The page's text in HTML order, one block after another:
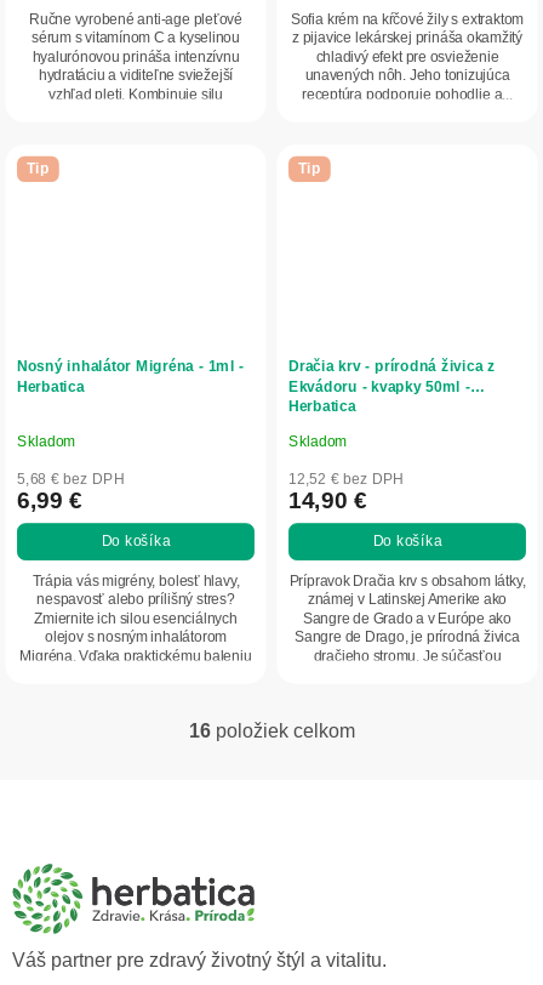
hviezdičiek.
Ručne vyrobené anti-age pleťové
sérum s vitamínom C a kyselinou
hyalurónovou prináša intenzívnu
hydratáciu a viditeľne sviežejší
vzhľad pleti. Kombinuje silu
z
5
hviezdičiek.
Sofia krém na kŕčové žily s extraktom
z pijavice lekárskej prináša okamžitý
chladivý efekt pre osvieženie
unavených nôh. Jeho tonizujúca
receptúra podporuje pohodlie a...
Tip
Nosný inhalátor Migréna - 1ml -
Herbatica
Priemerné
hodnotenie
produktu
je
5,0
hviezdičiek.
Skladom
5,68 € bez DPH
6,99 €
Do košíka
Trápia vás migrény, bolesť hlavy,
nespavosť alebo prílišný stres?
Zmiernite ich silou esenciálnych
olejov s nosným inhalátorom
Migréna. Vďaka praktickému baleniu
Tip
Dračia krv - prírodná živica z
Ekvádoru - kvapky 50ml -
Herbatica
Priemerné
hodnotenie
produktu
je
5,0
z
hviezdičiek.
Skladom
12,52 € bez DPH
14,90 €
Do košíka
Prípravok Dračia krv s obsahom látky,
známej v Latinskej Amerike ako
Sangre de Grado a v Európe ako
Sangre de Drago, je prírodná živica
dračieho stromu. Je súčasťou
O
p
r
16položiek celkom
Váš partner pre zdravý životný štýl a vitalitu.